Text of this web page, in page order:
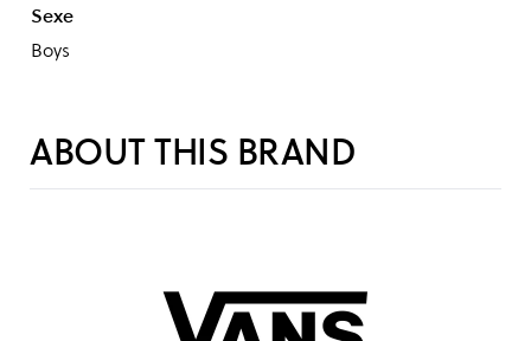
Sexe
Boys
ABOUT THIS BRAND